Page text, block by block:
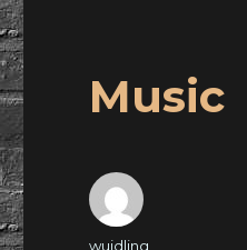
Music
Autor
wuidling